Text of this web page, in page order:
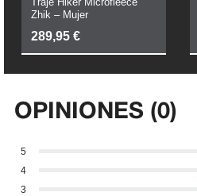
Zhik – Mujer
289,95 €
OPINIONES (0)
5
4
3